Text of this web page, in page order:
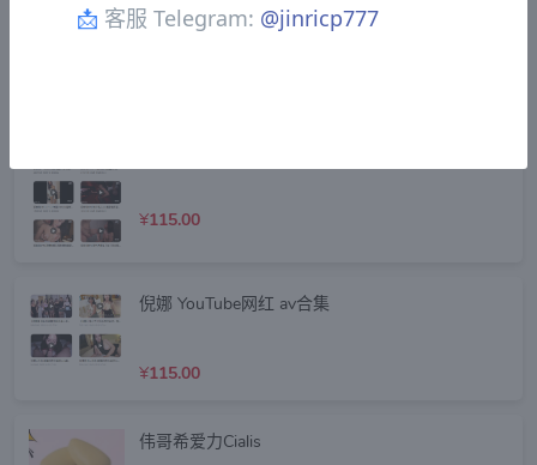
韩国直播pandatv账号
¥115.00
倪娜 YouTube网红 av合集
¥115.00
伟哥希爱力Cialis
📩 客服 Telegram: @jinricp777